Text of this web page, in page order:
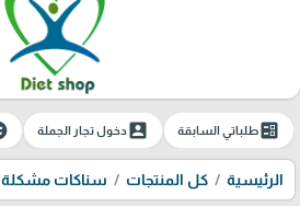
ballotطلباتي السابقة account_boxدخول تجار الجملة
الرئيسية كل المنتجات سناكات مشكلة